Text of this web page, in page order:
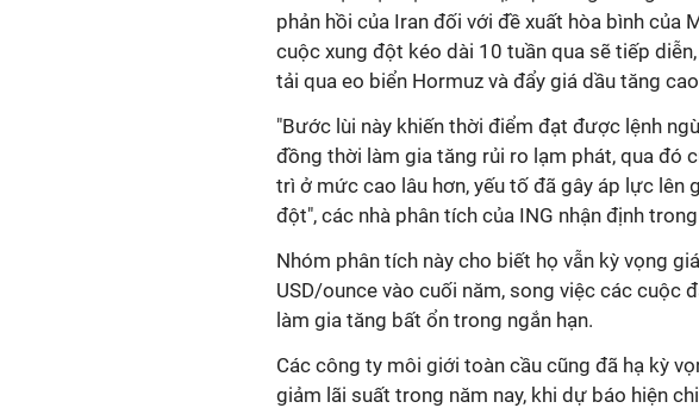
phản hồi của Iran đối với đề xuất hòa bình của
cuộc xung đột kéo dài 10 tuần qua sẽ tiếp
tải qua eo biển Hormuz và đẩy giá dầu tăng
"Bước lùi này khiến thời điểm đạt được lệnh
đồng thời làm gia tăng rủi ro lạm phát, qua đó
trì ở mức cao lâu hơn, yếu tố đã gây áp lực lên
đột", các nhà phân tích của ING nhận định
Nhóm phân tích này cho biết họ vẫn kỳ vọng
USD/ounce vào cuối năm, song việc các cuộc
làm gia tăng bất ổn trong ngắn hạn.
Các công ty môi giới toàn cầu cũng đã hạ kỳ
giảm lãi suất trong năm nay, khi dự báo hiện